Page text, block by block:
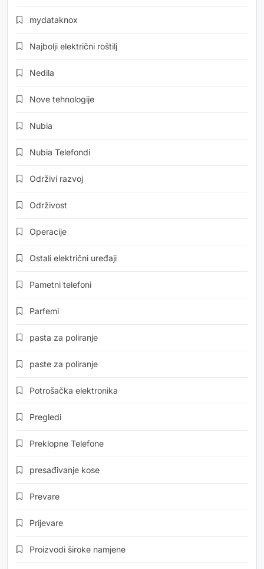
mydataknox
Najbolji električni roštilj
Nedila
Nove tehnologije
Nubia
Nubia Telefondi
Održivi razvoj
Održivost
Operacije
Ostali električni uređaji
Pametni telefoni
Parfemi
pasta za poliranje
paste za poliranje
Potrošačka elektronika
Pregledi
Preklopne Telefone
presađivanje kose
Prevare
Prijevare
Proizvodi široke namjene